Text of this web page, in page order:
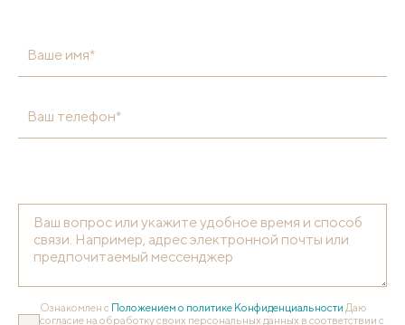
Ваше имя*
Ваш телефон*
Ознакомлен с Положением о политике Конфиденциальности Даю
согласие на обработку своих персональных данных в соответствии с